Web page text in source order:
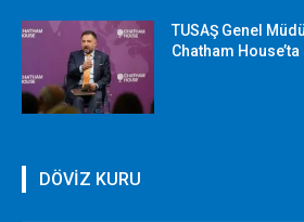
TUSAŞ Genel
Chatham
DÖVİZ KURU